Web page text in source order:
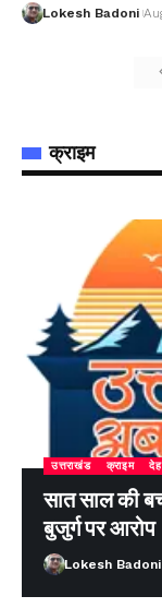
Lokesh Badoni
क्राइम
उत्तराखंड क्राइम
सात साल की
बुजुर्ग पर आरोप
Lokesh Badoni